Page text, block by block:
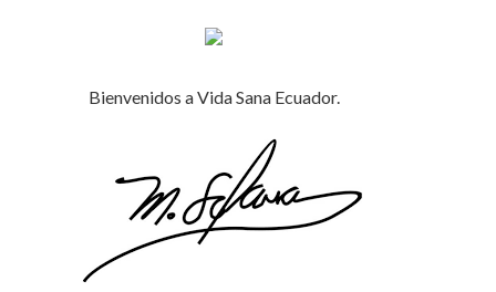
Bienvenidos a Vida Sana Ecuador.